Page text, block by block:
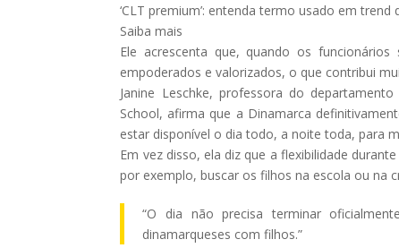
‘CLT premium’: entenda termo usado em trend
Saiba mais
Ele acrescenta que, quando os
empoderados e valorizados, o que contribui
Janine Leschke, professora do
School, afirma que a Dinamarca
estar disponível o dia todo, a noite toda, para
Em vez disso, ela diz que a flexibilidade
por exemplo, buscar os filhos na escola ou na
“O dia não precisa terminar
dinamarqueses com filhos.”